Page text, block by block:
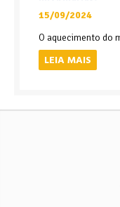
15/09/2024
O aquecimento do
LEIA MAIS